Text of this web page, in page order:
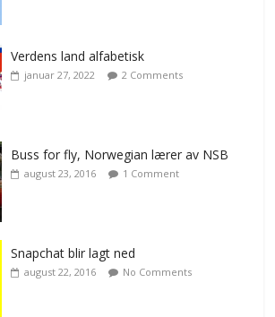
Verdens land alfabetisk
januar 27, 2022 2 Comments
Buss for fly, Norwegian lærer av NSB
august 23, 2016 1 Comment
Snapchat blir lagt ned
august 22, 2016 No Comments